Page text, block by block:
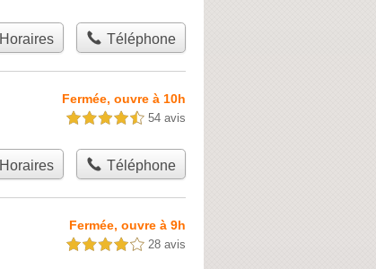
Horaires Téléphone
Fermée, ouvre à 10h
4,5 étoiles sur 5 54 avis
Horaires Téléphone
Fermée, ouvre à 9h
4,0 étoiles sur 5 28 avis